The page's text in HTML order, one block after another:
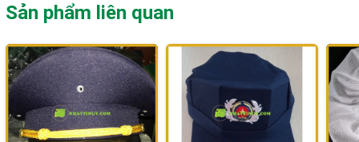
Sản phẩm liên quan